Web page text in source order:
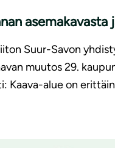
Suur-Savon
muutos 29.
Kaava-alue on